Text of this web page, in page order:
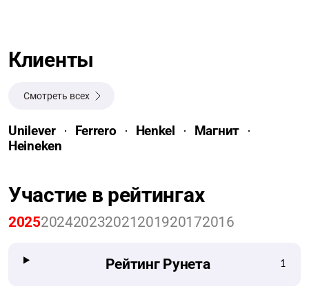
Клиенты
Смотреть всех
Unilever Ferrero Henkel
Магнит
Heineken
Участие в рейтингах
2025202420232021201920172016
Рейтинг Рунета 1